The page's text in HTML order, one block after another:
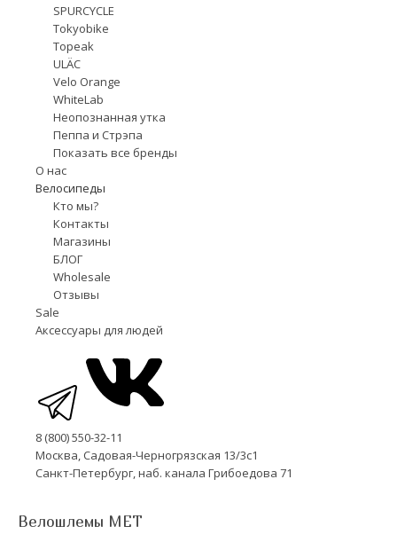
SPURCYCLE
Tokyobike
Topeak
ULÄC
Velo Orange
WhiteLab
Неопознанная утка
Пеппа и Стрэпа
Показать все бренды
О нас
Велосипеды
Кто мы?
Контакты
Магазины
БЛОГ
Wholesale
Отзывы
Sale
Аксессуары для людей
8 (800) 550-32-11
Москва, Садовая-Черногрязская 13/3с1
Санкт-Петербург, наб. канала Грибоедова 71
Велошлемы MET